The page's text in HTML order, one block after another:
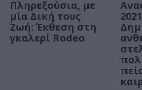
Πληρεξούσια, με
μία Δική τους
Ζωή: Έκθεση στη
γκαλερί Rodeo